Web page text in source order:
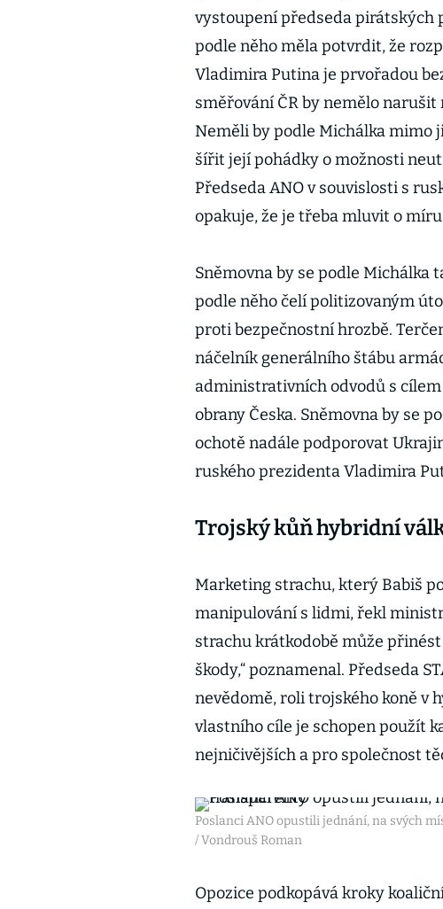
vystoupení předseda pirátských
podle něho měla potvrdit, že
Vladimira Putina je prvořadou
směřování ČR by nemělo
Neměli by podle Michálka mimo
šířit její pohádky o možnosti
Předseda ANO v souvislosti s
opakuje, že je třeba mluvit o
Sněmovna by se podle Michálka
podle něho čelí politizovaným
proti bezpečnostní hrozbě.
náčelník generálního štábu
administrativních odvodů s
obrany Česka. Sněmovna by se
ochotě nadále podporovat
ruského prezidenta Vladimira
Trojský kůň hybridní
Marketing strachu, který Babiš
manipulování s lidmi, řekl
strachu krátkodobě může
škody,“ poznamenal. Předseda
nevědomě, roli trojského koně v
vlastního cíle je schopen použít
nejničivějších a pro společnost
Poslanci ANO opustili jednání, na svých
/ Vondrouš Roman
Opozice podkopává kroky